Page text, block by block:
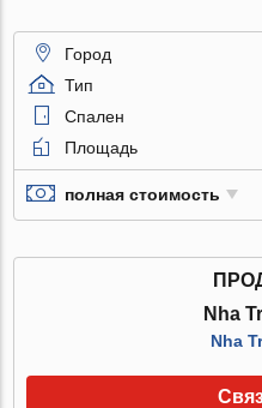
Город
Тип
Спален
Площадь
полная стоимость
Nha
Nha